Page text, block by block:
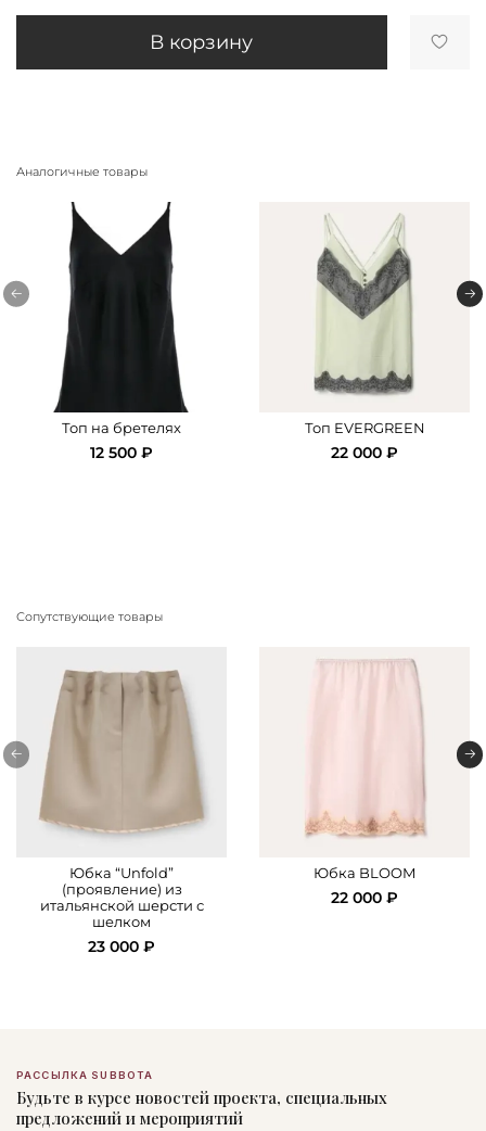
В корзину
Аналогичные товары
Топ на бретелях
12 500 ₽
Топ EVERGREEN
22 000 ₽
Сопутствующие товары
Юбка “Unfold”
(проявление) из
итальянской шерсти с
шелком
23 000 ₽
Юбка BLOOM
22 000 ₽
РАССЫЛКА SUBBOTA
Будьте в курсе новостей проекта, специальных
предложений и мероприятий